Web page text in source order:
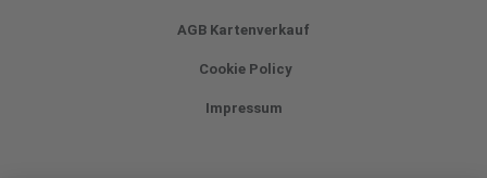
AGB Kartenverkauf
Cookie Policy
Impressum